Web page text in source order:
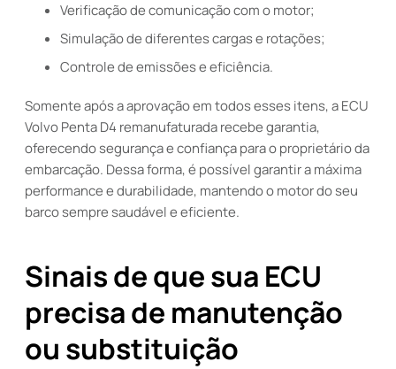
Verificação de comunicação com o motor;
Simulação de diferentes cargas e rotações;
Controle de emissões e eficiência.
Somente após a aprovação em todos esses itens, a ECU
Volvo Penta D4 remanufaturada recebe garantia,
oferecendo segurança e confiança para o proprietário da
embarcação. Dessa forma, é possível garantir a máxima
performance e durabilidade, mantendo o motor do seu
barco sempre saudável e eficiente.
Sinais de que sua ECU
precisa de manutenção
ou substituição